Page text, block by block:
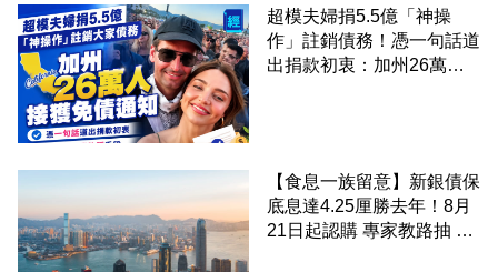
超模夫婦捐5.5億「神操
作」註銷債務！憑一句話道
出捐款初衷：加州26萬人
【食息一族留意】新銀債保
底息達4.25厘勝去年！8月
21日起認購 專家教路抽 20